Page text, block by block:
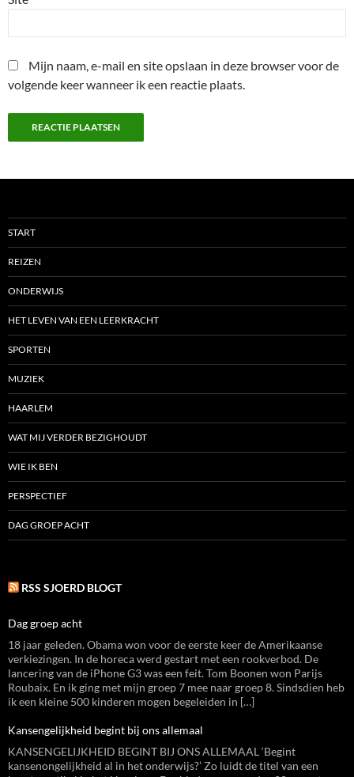
Mijn naam, e-mail en site opslaan in deze browser voor de
volgende keer wanneer ik een reactie plaats.
START
REIZEN
ONDERWIJS
HET LEVEN VAN EEN LEERKRACHT
SPORTEN
MUZIEK
HAARLEM
WAT MIJ VERDER BEZIGHOUDT
WIE IK BEN
PERSPECTIEF
DAG GROEP ACHT
RSS SJOERD BLOGT
Dag groep acht
18 jaar geleden. Obama won voor de eerste keer de Amerikaanse
verkiezingen. In de horeca werd gestart met een rookverbod. De
lancering van de iPhone G3 was een feit. Tom Boonen won Parijs
Roubaix. En ik ging met mijn groep 7 mee naar groep 8. Sindsdien heb
ik een kleine 500 kinderen mogen begeleiden in […]
Kansengelijkheid begint bij ons allemaal
KANSENGELIJKHEID BEGINT BIJ ONS ALLEMAAL ‘Begint
kansenongelijkheid al in het onderwijs?’ Zo luidt de titel van een